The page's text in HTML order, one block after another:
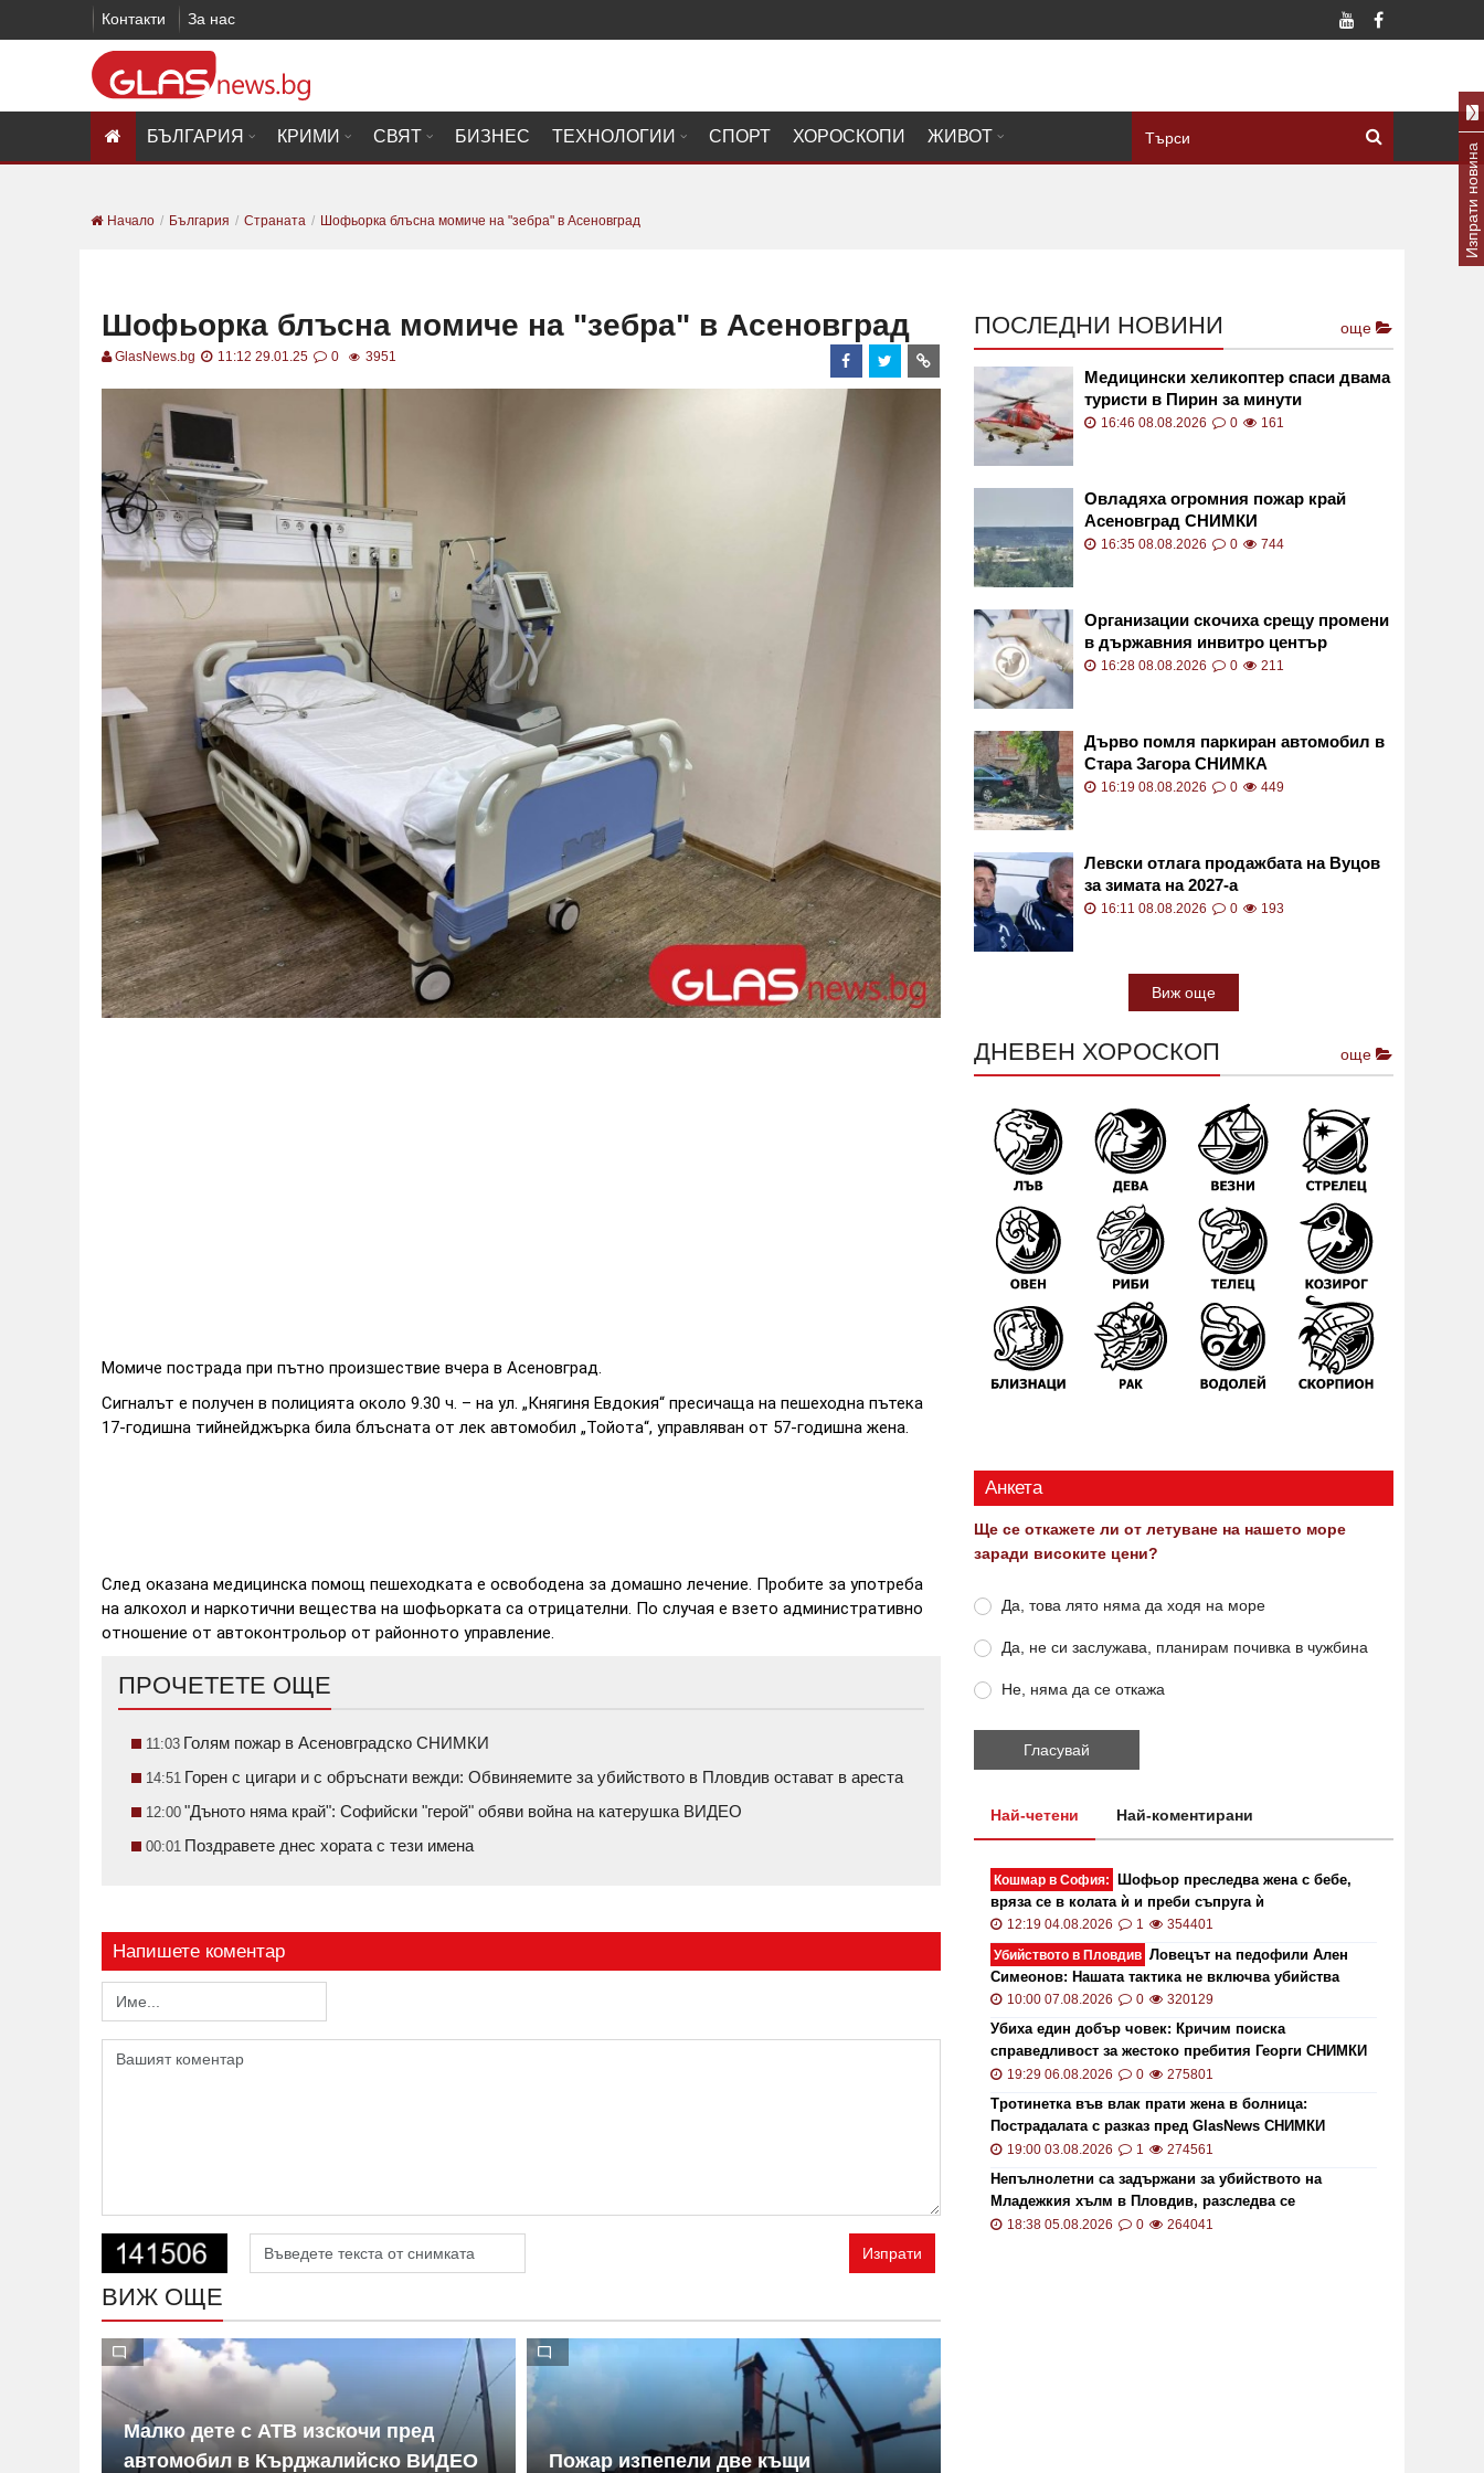
Контакти За нас
БЪЛГАРИЯ КРИМИ СВЯТ БИЗНЕС ТЕХНОЛОГИИ СПОРТ ХОРОСКОПИ ЖИВОТ
Начало България Страната Шофьорка блъсна момиче на "зебра" в Асеновград
Шофьорка блъсна момиче на "зебра" в Асеновград
GlasNews.bg 11:12 29.01.25 0 3951
Момиче пострада при пътно произшествие вчера в Асеновград.
Сигналът е получен в полицията около 9.30 ч. – на ул. „Княгиня Евдокия“ пресичаща на пешеходна пътека
17-годишна тийнейджърка била блъсната от лек автомобил „Тойота“, управляван от 57-годишна жена.
След оказана медицинска помощ пешеходката е освободена за домашно лечение. Пробите за употреба
на алкохол и наркотични вещества на шофьорката са отрицателни. По случая е взето административно
отношение от автоконтрольор от районното управление.
ПРОЧЕТЕТЕ ОЩЕ
11:03 Голям пожар в Асеновградско СНИМКИ
14:51 Горен с цигари и с обръснати вежди: Обвиняемите за убийството в Пловдив остават в ареста
12:00 "Дъното няма край": Софийски "герой" обяви война на катерушка ВИДЕО
00:01 Поздравете днес хората с тези имена
Напишете коментар
Изпрати
ВИЖ ОЩЕ
Малко дете с АТВ изскочи пред
автомобил в Кърджалийско ВИДЕО
Пожар изпепели две къщи
ПОСЛЕДНИ НОВИНИ още
Медицински хеликоптер спаси двама
туристи в Пирин за минути
16:46 08.08.2026 0 161
Овладяха огромния пожар край
Асеновград СНИМКИ
16:35 08.08.2026 0 744
Организации скочиха срещу промени
в държавния инвитро център
16:28 08.08.2026 0 211
Дърво помля паркиран автомобил в
Стара Загора СНИМКА
16:19 08.08.2026 0 449
Левски отлага продажбата на Вуцов
за зимата на 2027-а
16:11 08.08.2026 0 193
Виж още
ДНЕВЕН ХОРОСКОП още
Анкета
Ще се откажете ли от летуване на нашето море
заради високите цени?
Да, това лято няма да ходя на море
Да, не си заслужава, планирам почивка в чужбина
Не, няма да се откажа
Най-четени Най-коментирани
Кошмар в София:
Шофьор преследва жена с бебе,
вряза се в колата ѝ и преби съпруга ѝ
12:19 04.08.2026 1
354401
Убийството в Пловдив Ловецът на педофили Ален
Симеонов: Нашата тактика не включва убийства
10:00 07.08.2026 0 320129
Убиха един добър човек: Кричим поиска
справедливост за жестоко пребития Георги СНИМКИ
и ВИДЕО
19:29 06.08.2026 0 275801
Тротинетка във влак прати жена в болница:
Пострадалата с разказ пред GlasNews СНИМКИ
19:00 03.08.2026 1 274561
Непълнолетни са задържани за убийството на
Младежкия хълм в Пловдив, разследва се
хомофобски мотив
18:38 05.08.2026 0 264041
Изпрати новина